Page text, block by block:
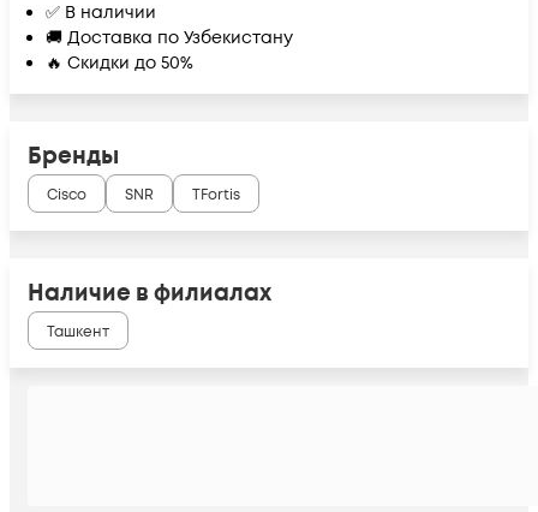
✅ В наличии
🚚 Доставка по Узбекистану
🔥 Скидки до 50%
Бренды
Cisco SNR TFortis
Наличие в филиалах
Ташкент